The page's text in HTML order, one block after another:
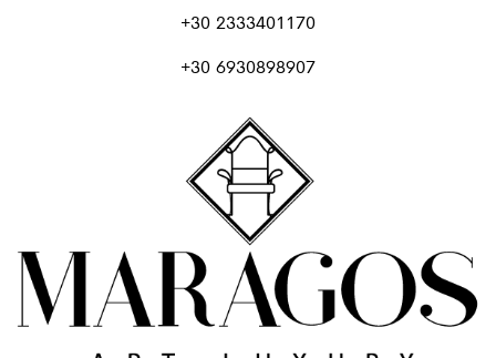
+30 2333401170
+30 6930898907